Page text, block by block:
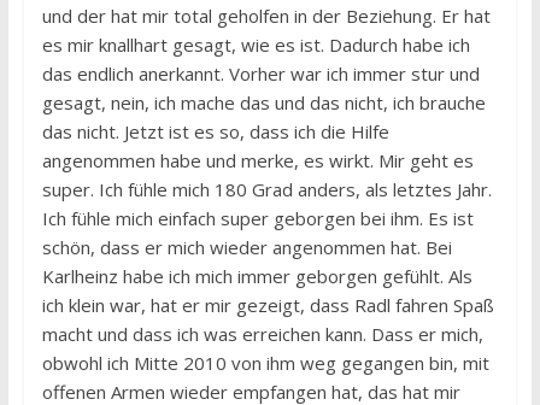
und der hat mir total geholfen in der Beziehung. Er hat
es mir knallhart gesagt, wie es ist. Dadurch habe ich
das endlich anerkannt. Vorher war ich immer stur und
gesagt, nein, ich mache das und das nicht, ich brauche
das nicht. Jetzt ist es so, dass ich die Hilfe
angenommen habe und merke, es wirkt. Mir geht es
super. Ich fühle mich 180 Grad anders, als letztes Jahr.
Ich fühle mich einfach super geborgen bei ihm. Es ist
schön, dass er mich wieder angenommen hat. Bei
Karlheinz habe ich mich immer geborgen gefühlt. Als
ich klein war, hat er mir gezeigt, dass Radl fahren Spaß
macht und dass ich was erreichen kann. Dass er mich,
obwohl ich Mitte 2010 von ihm weg gegangen bin, mit
offenen Armen wieder empfangen hat, das hat mir